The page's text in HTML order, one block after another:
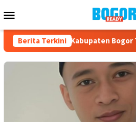
ke
Mobile
Berita Terkini
Ketua IBI Kabupaten Bogor